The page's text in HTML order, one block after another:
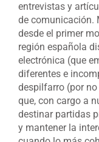
entrevistas y
de comunicación.
desde el primer
región española
electrónica (que
diferentes e
despilfarro (por
que, con cargo a
destinar partidas
y mantener la